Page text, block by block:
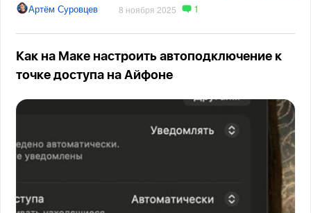
Артём Суровцев 8 ноября 2025 1
Как на Маке настроить автоподключение к
точке доступа на Айфоне